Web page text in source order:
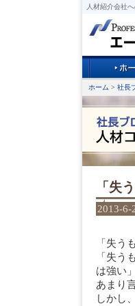
人材紹介会社
ホーム > 社長
「失
2013-6-
「失う
「失
は強い
あまり
しかし